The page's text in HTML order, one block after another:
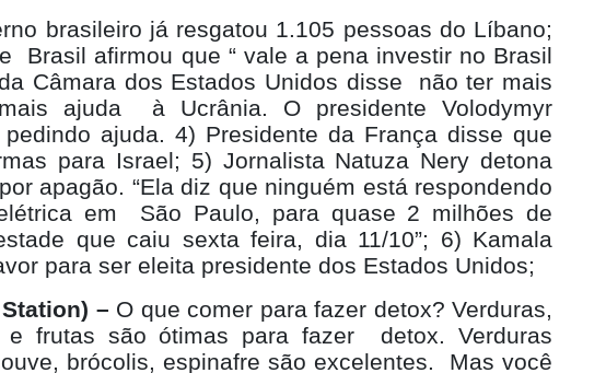
brasileiro já resgatou 1.105 pessoas do Líbano;
Brasil afirmou que “ vale a pena investir no Brasil
Câmara dos Estados Unidos disse
não ter mais
ajuda
à Ucrânia. O presidente Volodymyr
ajuda. 4) Presidente da França disse que
para Israel; 5) Jornalista Natuza Nery detona
apagão. “Ela diz que ninguém está respondendo
em
São Paulo, para quase 2 milhões de
que caiu sexta feira, dia 11/10”; 6) Kamala
para ser eleita presidente dos Estados Unidos;
– O que comer para fazer detox? Verduras,
e frutas são ótimas para fazer
detox. Verduras
brócolis, espinafre são excelentes.
Mas você